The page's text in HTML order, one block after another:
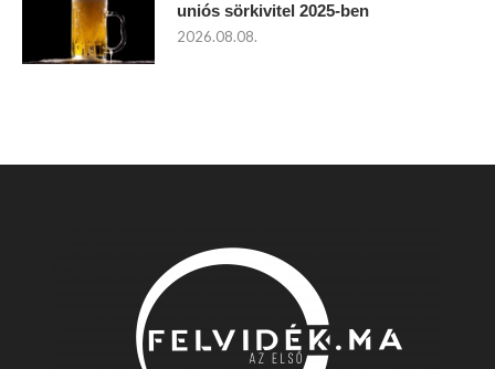
uniós sörkivitel 2025-ben
2026.08.08.